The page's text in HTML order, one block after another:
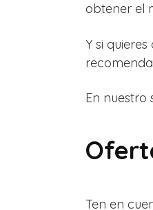
obtener el
Y si
En nuestro
Ten en